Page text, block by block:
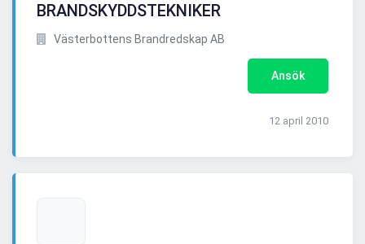
BRANDSKYDDSTEKNIKER
Västerbottens Brandredskap AB
Ansök
12 april 2010